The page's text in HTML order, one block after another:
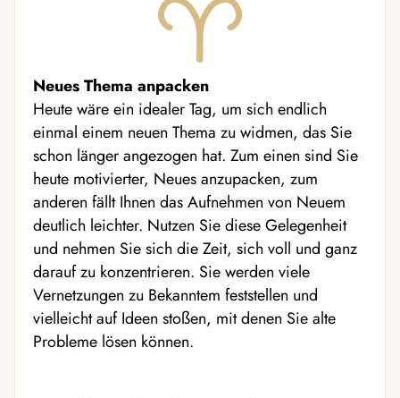
Neues Thema anpacken
Heute wäre ein idealer Tag, um sich endlich
einmal einem neuen Thema zu widmen, das Sie
schon länger angezogen hat. Zum einen sind Sie
heute motivierter, Neues anzupacken, zum
anderen fällt Ihnen das Aufnehmen von Neuem
deutlich leichter. Nutzen Sie diese Gelegenheit
und nehmen Sie sich die Zeit, sich voll und ganz
darauf zu konzentrieren. Sie werden viele
Vernetzungen zu Bekanntem feststellen und
vielleicht auf Ideen stoßen, mit denen Sie alte
Probleme lösen können.